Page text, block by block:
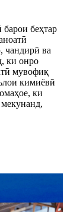
беҳтар
чандирӣ ва
ки онро
мувофиқ
кимиёвӣ
ки
мекунанд,